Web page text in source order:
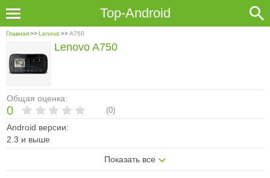
Top-Android
Главная>>Lenovo>>A750
Общая оценка:
0 (0)
Android версии:
2.3 и выше
Показать все
Lenovo A750